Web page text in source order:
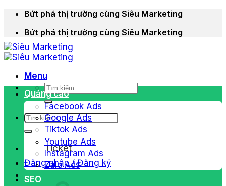
Chuyển
dung
Bứt phá thị trường cùng Siêu Marketing
Bứt phá thị trường cùng Siêu Marketing
Menu
Tìm
kiếm:
Tìm
kiếm:
Ticket
Đăng nhập / Đăng ký
Quảng cáo
Facebook Ads
Google Ads
Tiktok Ads
Youtube Ads
Instagram Ads
Zalo Ads
SEO